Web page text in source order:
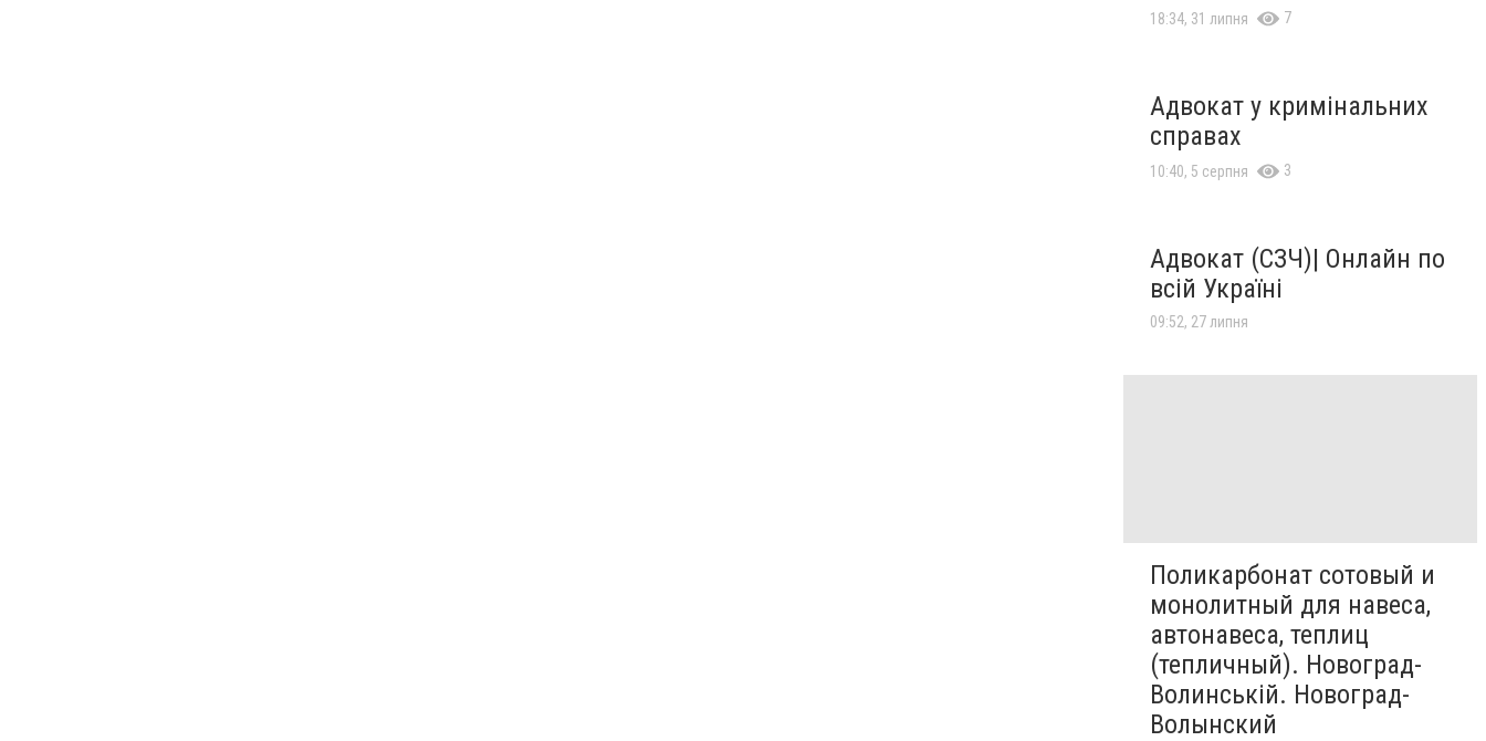
18:34, 31 липня 7
Адвокат у кримінальних
справах
10:40, 5 серпня 3
Адвокат (СЗЧ)| Онлайн по
всій Україні
09:52, 27 липня
Поликарбонат сотовый и
монолитный для навеса,
автонавеса, теплиц
(тепличный). Новоград-
Волинській. Новоград-
Волынский